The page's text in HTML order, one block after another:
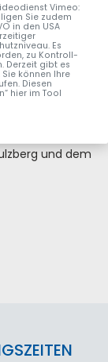
konnten die
sich
toben
glücklich nach
und dem
Vimeo:
Sie zudem
in den USA
Es
zu Kontroll-
Derzeit gibt es
können Ihre
Diesen
hier im Tool